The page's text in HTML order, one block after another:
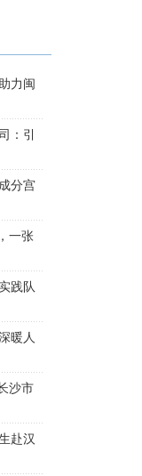
力闽
：引
分宫
一张
践队
暖人
沙市
赴汉